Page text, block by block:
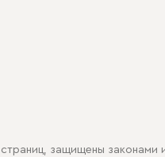
защищены законами